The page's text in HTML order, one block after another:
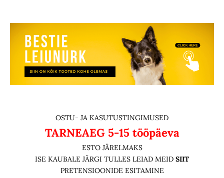
OSTU- JA KASUTUSTINGIMUSED
TARNEAEG 5-15 tööpäeva
ESTO JÄRELMAKS
ISE KAUBALE JÄRGI TULLES LEIAD MEID SIIT
PRETENSIOONIDE ESITAMINE